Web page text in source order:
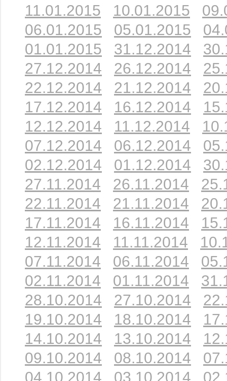
11.01.2015
10.01.2015
06.01.2015
05.01.2015
01.01.2015
31.12.2014
27.12.2014
26.12.2014
22.12.2014
21.12.2014
17.12.2014
16.12.2014
12.12.2014
11.12.2014
07.12.2014
06.12.2014
02.12.2014
01.12.2014
27.11.2014
26.11.2014
22.11.2014
21.11.2014
17.11.2014
16.11.2014
12.11.2014
11.11.2014
07.11.2014
06.11.2014
02.11.2014
01.11.2014
28.10.2014
27.10.2014
19.10.2014
18.10.2014
14.10.2014
13.10.2014
09.10.2014
08.10.2014
04.10.2014
03.10.2014